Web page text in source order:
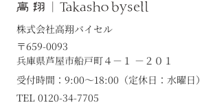
株式会社高翔バイセル
〒659-0093
兵庫県芦屋市船戸町４－１ －２０１
受付時間：9:00～18:00（定休日：水曜日）
TEL 0120-34-7705